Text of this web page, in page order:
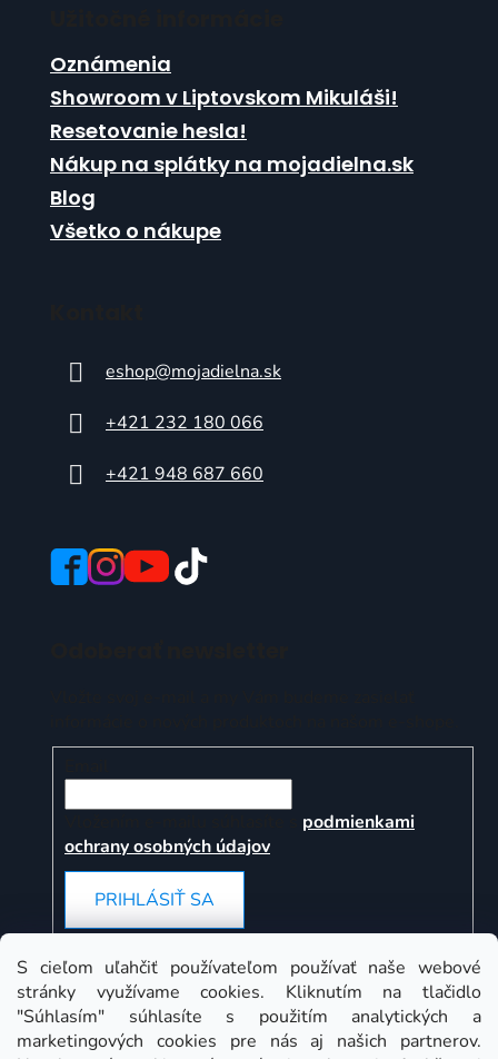
S cieľom uľahčiť používateľom používať naše webové
stránky využívame cookies. Kliknutím na tlačidlo
"Súhlasím" súhlasíte s použitím analytických a
marketingových cookies pre nás aj našich partnerov.
Oznámenia
Showroom v Liptovskom Mikuláši!
Resetovanie hesla!
Nákup na splátky na mojadielna.sk
Blog
Všetko o nákupe
eshop@mojadielna.sk
+421 232 180 066
+421 948 687 660
podmienkami
ochrany osobných údajov
PRIHLÁSIŤ SA
Instagram